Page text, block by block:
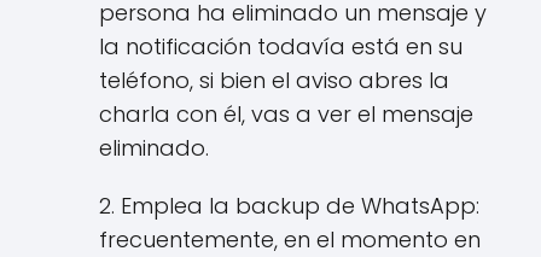
persona ha eliminado un mensaje y
la notificación todavía está en su
teléfono, si bien el aviso abres la
charla con él, vas a ver el mensaje
eliminado.
2. Emplea la backup de WhatsApp:
frecuentemente, en el momento en